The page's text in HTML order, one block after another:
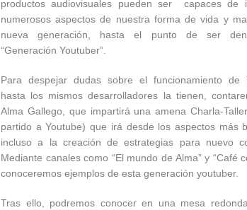
productos audiovisuales pueden ser capaces de
numerosos aspectos de nuestra forma de vida y
nueva generación, hasta el punto de ser
“Generación Youtuber”.
Para despejar dudas sobre el funcionamiento de
hasta los mismos desarrolladores la tienen,
Alma Gallego, que impartirá una amena Charla-
partido a Youtube) que irá desde los aspectos más
incluso a la creación de estrategias para nuevo
Mediante canales como “El mundo de Alma” y “Café
conoceremos ejemplos de esta generación youtuber.
Tras ello, podremos conocer en una mesa